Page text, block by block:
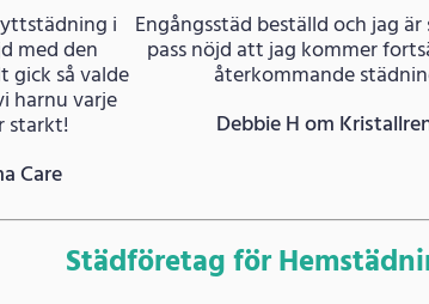
i
med den
gick så valde
harnu varje
starkt!
Care
Engångsstäd beställd och jag är
pass nöjd att jag kommer
återkommande
Debbie H om
Städföretag för